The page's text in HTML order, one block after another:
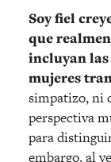
Soy fiel
que
incluyan las
mujeres
simpatizo, ni
perspectiva
para
embargo, al